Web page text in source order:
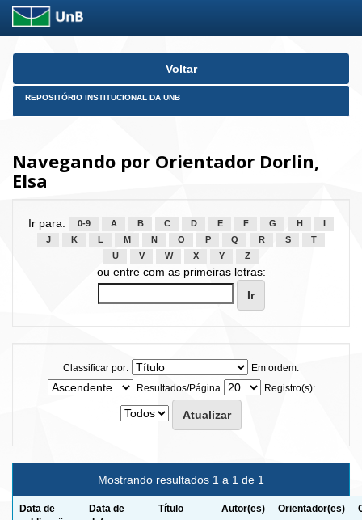
Skip
Voltar
REPOSITÓRIO INSTITUCIONAL DA UNB
Navegando por Orientador Dorlin,
Elsa
Ir para: 0-9 A B C D E F G H
J
K L M N O P Q R S
T
U
V W X Y Z
ou entre com as primeiras letras:
Classificar por:
Em ordem:
Resultados/Página
Registro(s):
Mostrando resultados 1 a 1 de 1
Data de
Data de
Título Autor(es) Orientador(es)